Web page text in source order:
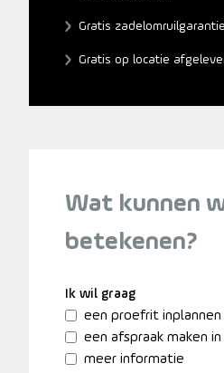
Gratis zadelomruilgarantie
Gratis op locatie
Wat kunnen
betekenen?
Ik wil graag
een proefrit inplannen
een afspraak maken
meer informatie